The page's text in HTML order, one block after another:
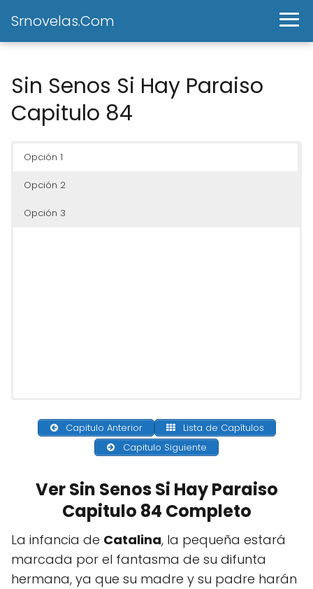
Srnovelas.Com
Sin Senos Si Hay Paraiso
Capitulo 84
Opción 1
Opción 2
Opción 3
Capitulo Anterior
Lista de Capítulos
Capitulo Siguiente
Ver Sin Senos Si Hay Paraiso
Capitulo 84 Completo
La infancia de Catalina, la pequeña estará
marcada por el fantasma de su difunta
hermana, ya que su madre y su padre harán